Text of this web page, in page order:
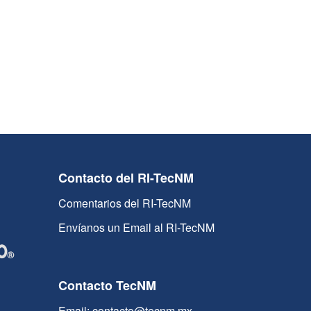
Contacto del RI-TecNM
Comentarios del RI-TecNM
Envíanos un Email al RI-TecNM
Contacto TecNM